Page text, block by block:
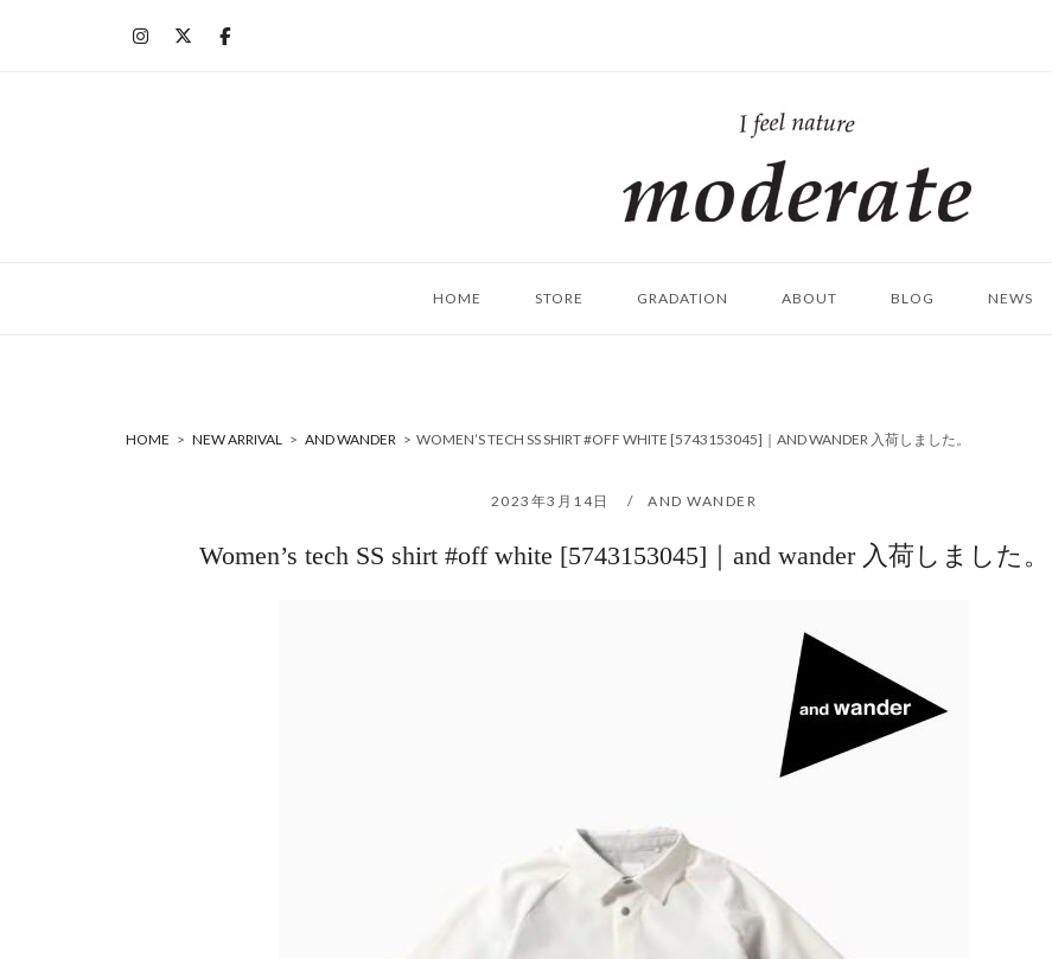
ム
HOME STORE GRADATION ABOUT BLOG NEWS
HOME > NEW ARRIVAL > AND WANDER > WOMEN’S TECH SS SHIRT #OFF WHITE [5743153045]｜AND WANDER 入荷しました。
2023年3月14日 AND WANDER
Women’s tech SS shirt #off white [5743153045]｜and wander 入荷しました。